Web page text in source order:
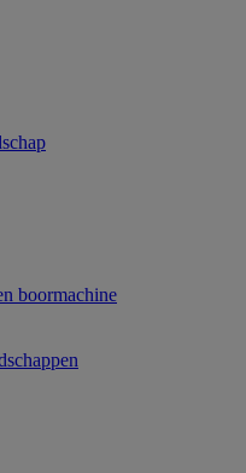
boormachine